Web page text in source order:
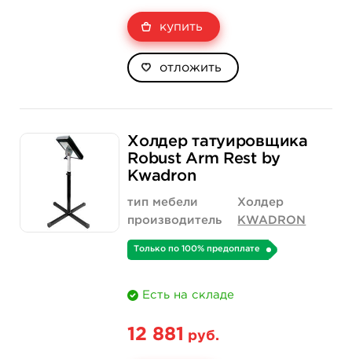
купить
отложить
Холдер татуировщика
Robust Arm Rest by
Kwadron
тип мебели
Холдер
производитель
KWADRON
Только по 100% предоплате
Есть на складе
12 881 руб.